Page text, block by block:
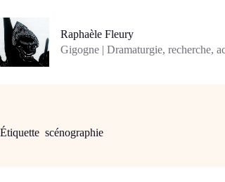
au
contenu
Raphaèle Fleury
Gigogne | Dramaturgie, recherche,
Étiquette scénographie